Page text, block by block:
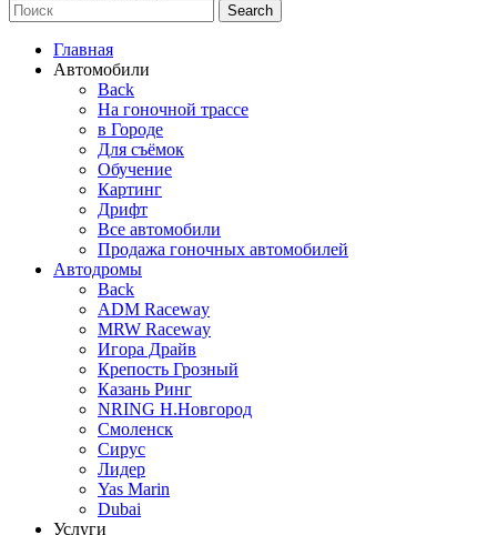
Search
Главная
Автомобили
Back
На гоночной трассе
в Городе
Для съёмок
Обучение
Картинг
Дрифт
Все автомобили
Продажа гоночных автомобилей
Автодромы
Back
ADM Raceway
MRW Raceway
Игора Драйв
Крепость Грозный
Казань Ринг
NRING Н.Новгород
Смоленск
Сирус
Лидер
Yas Marin
Dubai
Услуги